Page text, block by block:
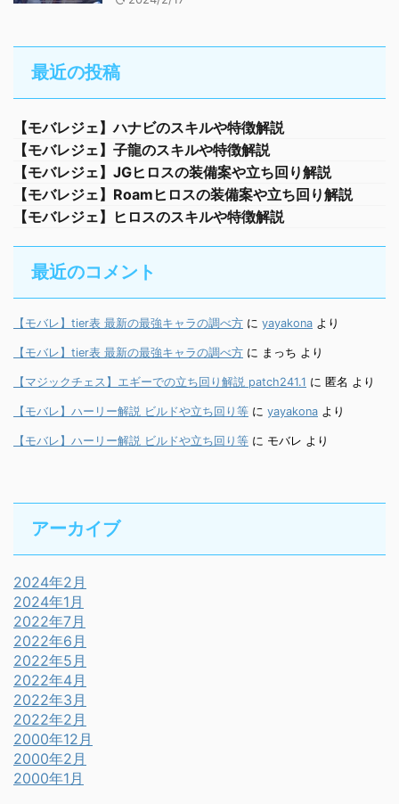
最近の投稿
【モバレジェ】ハナビのスキルや特徴解説
【モバレジェ】子龍のスキルや特徴解説
【モバレジェ】JGヒロスの装備案や立ち回り解説
【モバレジェ】Roamヒロスの装備案や立ち回り解説
【モバレジェ】ヒロスのスキルや特徴解説
最近のコメント
【モバレ】tier表 最新の最強キャラの調べ方 に yayakona より
【モバレ】tier表 最新の最強キャラの調べ方 に まっち より
【マジックチェス】エギーでの立ち回り解説 patch241.1 に 匿名 より
【モバレ】ハーリー解説 ビルドや立ち回り等 に yayakona より
【モバレ】ハーリー解説 ビルドや立ち回り等 に モバレ より
アーカイブ
2024年2月
2024年1月
2022年7月
2022年6月
2022年5月
2022年4月
2022年3月
2022年2月
2000年12月
2000年2月
2000年1月